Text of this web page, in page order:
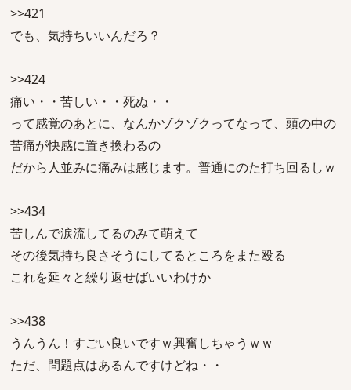
>>421
でも、気持ちいいんだろ？
>>424
痛い・・苦しい・・死ぬ・・
って感覚のあとに、なんかゾクゾクってなって、頭の中の
苦痛が快感に置き換わるの
だから人並みに痛みは感じます。普通にのた打ち回るしｗ
>>434
苦しんで涙流してるのみて萌えて
その後気持ち良さそうにしてるところをまた殴る
これを延々と繰り返せばいいわけか
>>438
うんうん！すごい良いですｗ興奮しちゃうｗｗ
ただ、問題点はあるんですけどね・・